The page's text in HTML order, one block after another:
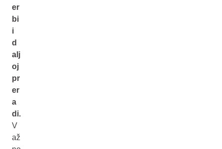
er
bi
i
d
alj
oj
pr
er
a
di.
V
až